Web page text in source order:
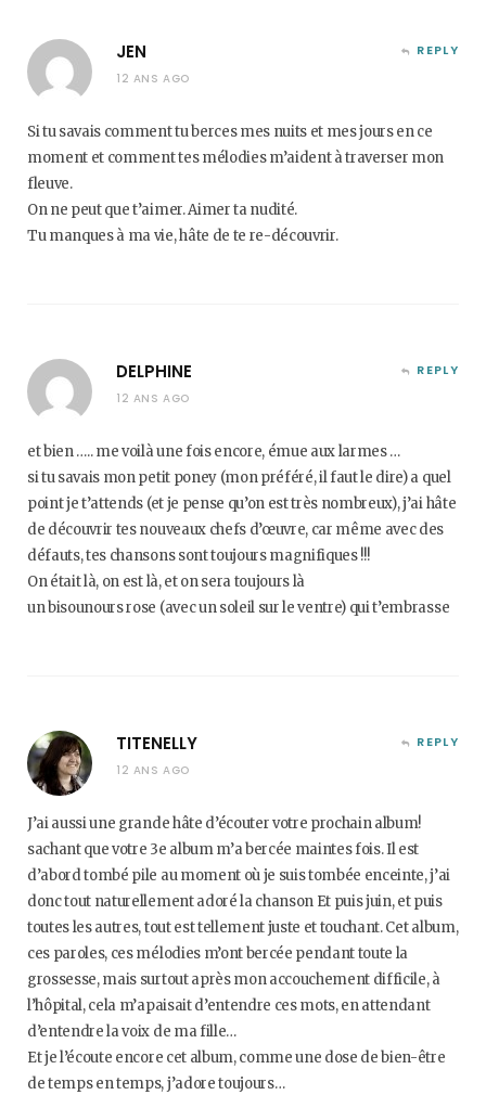
JEN
12 ANS AGO
REPLY
Si tu savais comment tu berces mes nuits et mes jours en ce
moment et comment tes mélodies m’aident à traverser mon
fleuve.
On ne peut que t’aimer. Aimer ta nudité.
Tu manques à ma vie, hâte de te re-découvrir.
DELPHINE
12 ANS AGO
REPLY
et bien ….. me voilà une fois encore, émue aux larmes …
si tu savais mon petit poney (mon préféré, il faut le dire) a quel
point je t’attends (et je pense qu’on est très nombreux), j’ai hâte
de découvrir tes nouveaux chefs d’œuvre, car même avec des
défauts, tes chansons sont toujours magnifiques !!!
On était là, on est là, et on sera toujours là
un bisounours rose (avec un soleil sur le ventre) qui t’embrasse
TITENELLY
12 ANS AGO
REPLY
J’ai aussi une grande hâte d’écouter votre prochain album!
sachant que votre 3e album m’a bercée maintes fois. Il est
d’abord tombé pile au moment où je suis tombée enceinte, j’ai
donc tout naturellement adoré la chanson Et puis juin, et puis
toutes les autres, tout est tellement juste et touchant. Cet album,
ces paroles, ces mélodies m’ont bercée pendant toute la
grossesse, mais surtout après mon accouchement difficile, à
l’hôpital, cela m’apaisait d’entendre ces mots, en attendant
d’entendre la voix de ma fille…
Et je l’écoute encore cet album, comme une dose de bien-être
de temps en temps, j’adore toujours…